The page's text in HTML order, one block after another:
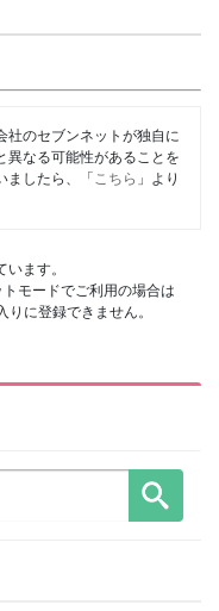
社のセブンネットが独自に
異なる可能性があることを
ましたら、「 こちら 」より
います。
モードでご利用の場合は
に登録できません。